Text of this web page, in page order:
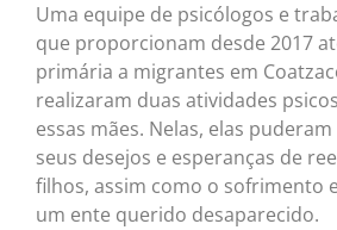
Uma equipe de psicólogos e
que proporcionam desde 2017
primária a migrantes em
realizaram duas atividades
essas mães. Nelas, elas
seus desejos e esperanças de
filhos, assim como o sofrimento
um ente querido desaparecido.